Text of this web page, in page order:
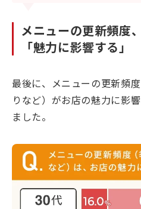
メニューの更新頻度
「魅力に影響する」
最後に、メニューの更新頻
りなど）がお店の魅力に影
ました。